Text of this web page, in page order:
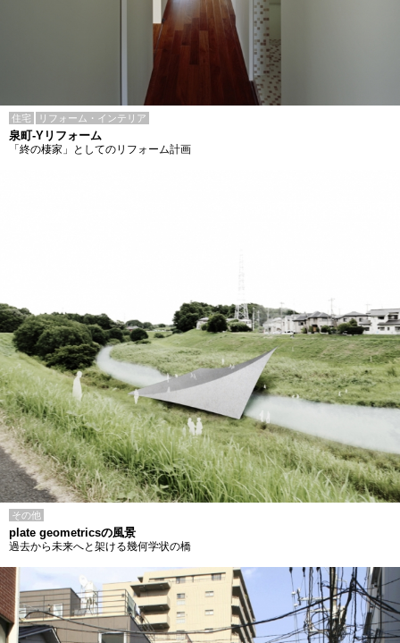
住宅 リフォーム・インテリア
泉町-Yリフォーム
「終の棲家」としてのリフォーム計画
その他
plate geometricsの風景
過去から未来へと架ける幾何学状の橋